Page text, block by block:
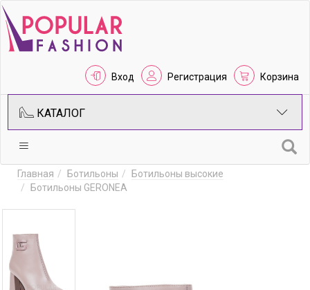
Вход Регистрация Корзина
КАТАЛОГ
Главная Ботильоны
Ботильоны высокие
Ботильоны GERONEA